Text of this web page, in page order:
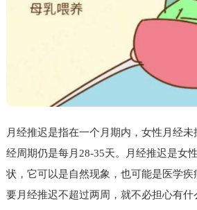
月经推迟是指在一个月期内，女性月经未
经周期仍是每月28-35天。月经推迟是女
状，它可以是自然现象，也可能是医学疾
要月经推迟不超过两周，就不必担心有什